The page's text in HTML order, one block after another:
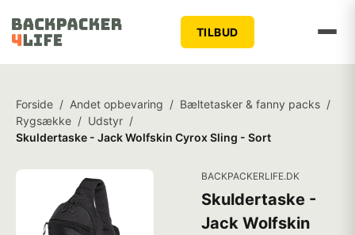
TILBUD
Forside / Andet opbevaring / Bæltetasker & fanny packs /
Rygsække / Udstyr /
Skuldertaske - Jack Wolfskin Cyrox Sling - Sort
BACKPACKERLIFE.DK
Skuldertaske -
Jack Wolfskin